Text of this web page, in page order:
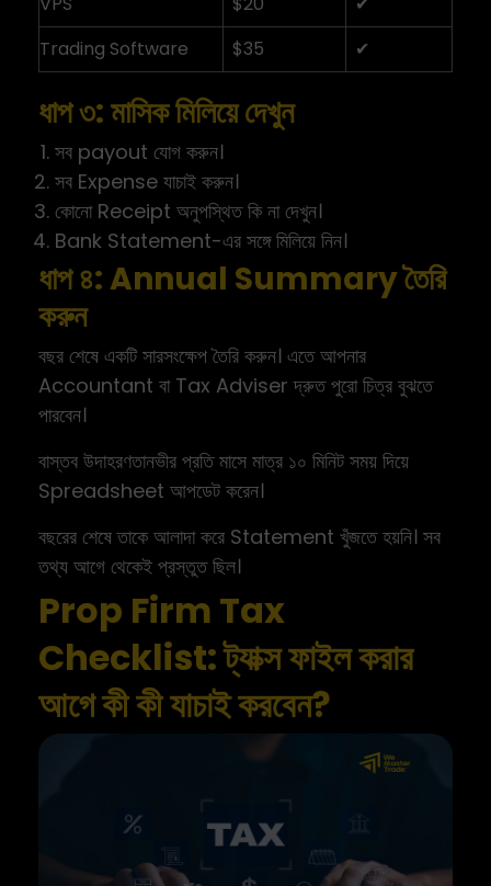
Trading Software
$35 ✔
ধাপ ৩: মাসিক মিলিয়ে দেখুন
সব payout যোগ করুন।
সব Expense যাচাই করুন।
কোনো Receipt অনুপস্থিত কি না দেখুন।
Bank Statement-এর সঙ্গে মিলিয়ে নিন।
ধাপ ৪: Annual Summary তৈরি
করুন
বছর শেষে একটি সারসংক্ষেপ তৈরি করুন। এতে আপনার
Accountant বা Tax Adviser দ্রুত পুরো চিত্র বুঝতে
পারবেন।
বাস্তব উদাহরণতানভীর প্রতি মাসে মাত্র ১০ মিনিট সময় দিয়ে
Spreadsheet আপডেট করেন।
বছরের শেষে তাকে আলাদা করে Statement খুঁজতে হয়নি। সব
তথ্য আগে থেকেই প্রস্তুত ছিল।
Prop Firm Tax
Checklist: ট্যাক্স ফাইল করার
আগে কী কী যাচাই করবেন?